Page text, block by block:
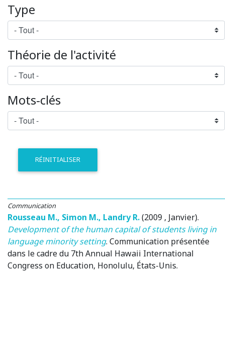
Type
Théorie de l'activité
Mots-clés
RÉINITIALISER
Communication
Rousseau M., Simon M., Landry R.(2009 , Janvier).
Development of the human capital of students living in
language minority setting. Communication présentée
dans le cadre du 7th Annual Hawaii International
Congress on Education, Honolulu, États-Unis.